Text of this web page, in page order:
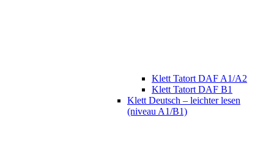
Klett Tatort DAF A1/A2
Klett Tatort DAF B1
Klett Deutsch – leichter lesen
(niveau A1/B1)